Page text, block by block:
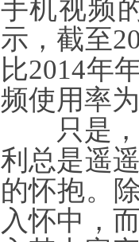
手机视频
示，截至
比2014年
频使用率为
只是，
利总是遥
的怀抱。
入怀中，